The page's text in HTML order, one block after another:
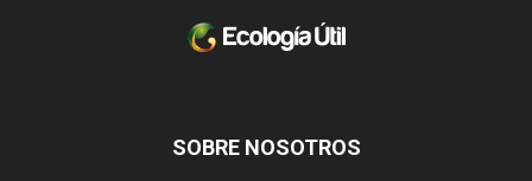
SOBRE NOSOTROS